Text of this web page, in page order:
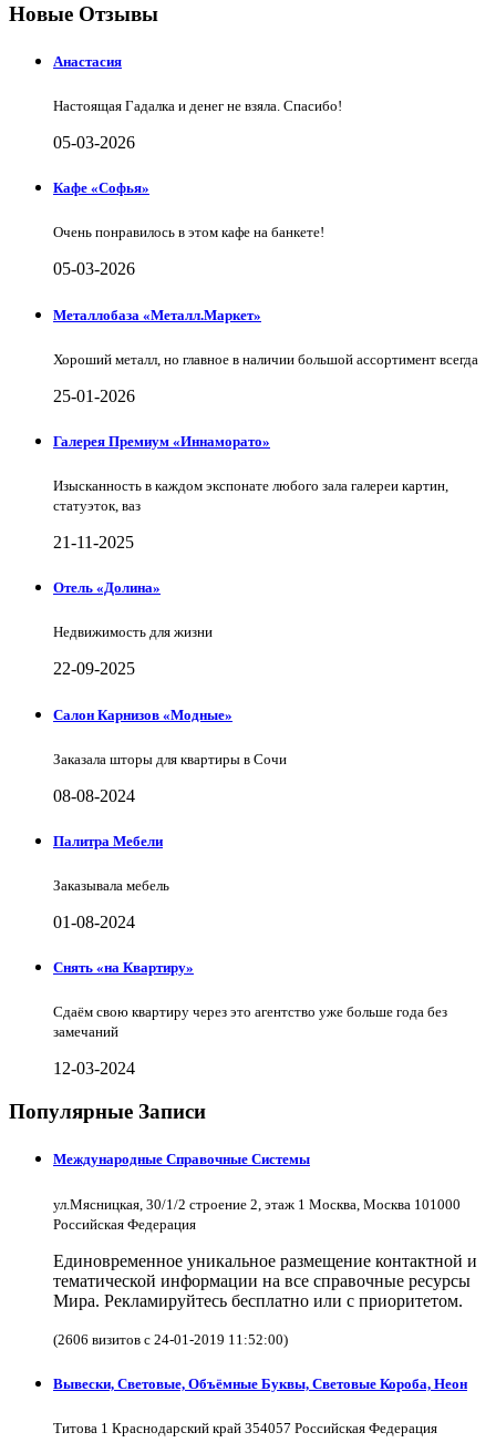
Новые Отзывы
Анастасия
Настоящая Гадалка и денег не взяла. Спасибо!
05-03-2026
Кафе «Софья»
Очень понравилось в этом кафе на банкете!
05-03-2026
Металлобаза «Металл.Маркет»
Хороший металл, но главное в наличии большой ассортимент всегда
25-01-2026
Галерея Премиум «Иннаморато»
Изысканность в каждом экспонате любого зала галереи картин,
статуэток, ваз
21-11-2025
Отель «Долина»
Недвижимость для жизни
22-09-2025
Салон Карнизов «Модные»
Заказала шторы для квартиры в Сочи
08-08-2024
Палитра Мебели
Заказывала мебель
01-08-2024
Снять «на Квартиру»
Сдаём свою квартиру через это агентство уже больше года без
замечаний
12-03-2024
Популярные Записи
Международные Справочные Системы
ул.Мясницкая, 30/1/2 строение 2, этаж 1 Москва, Москва 101000
Российская Федерация
Единовременное уникальное размещение контактной и
тематической информации на все справочные ресурсы
Мира. Рекламируйтесь бесплатно или с приоритетом.
(2606 визитов с 24-01-2019 11:52:00)
Вывески, Световые, Объёмные Буквы, Световые Короба, Неон
Титова 1 Краснодарский край 354057 Российская Федерация